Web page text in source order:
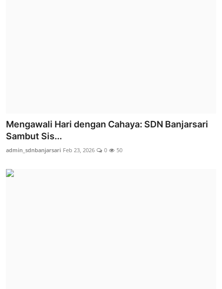
Mengawali Hari dengan Cahaya: SDN Banjarsari
Sambut Sis...
admin_sdnbanjarsari Feb 23, 2026 0 50